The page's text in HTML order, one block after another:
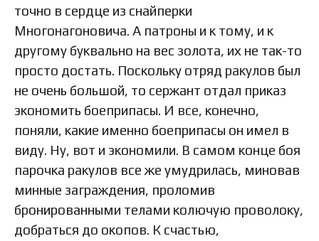
точно в сердце из снайперки
Многонагоновича. А патроны и к тому, и к
другому буквально на вес золота, их не так-то
просто достать. Поскольку отряд ракулов был
не очень большой, то сержант отдал приказ
экономить боеприпасы. И все, конечно,
поняли, какие именно боеприпасы он имел в
виду. Ну, вот и экономили. В самом конце боя
парочка ракулов все же умудрилась, миновав
минные заграждения, проломив
бронированными телами колючую проволоку,
добраться до окопов. К счастью,